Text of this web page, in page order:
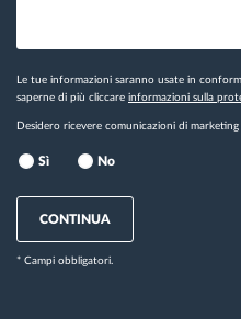
Le tue informazioni saranno usate in
saperne di più cliccare informazioni sulla
Desidero ricevere comunicazioni di
Sì No
CONTINUA
* Campi obbligatori.